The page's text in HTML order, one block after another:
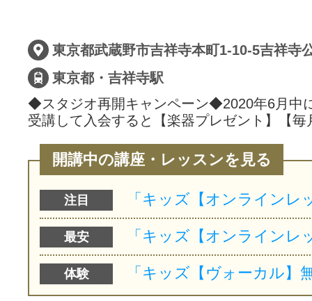
東京都武蔵野市吉祥寺本町1-10-5吉祥寺
東京都・吉祥寺駅
◆スタジオ再開キャンペーン◆2020年6月中
受講して入会すると【楽器プレゼント】【
開講中の講座・レッスンを見る
注目
最安
体験